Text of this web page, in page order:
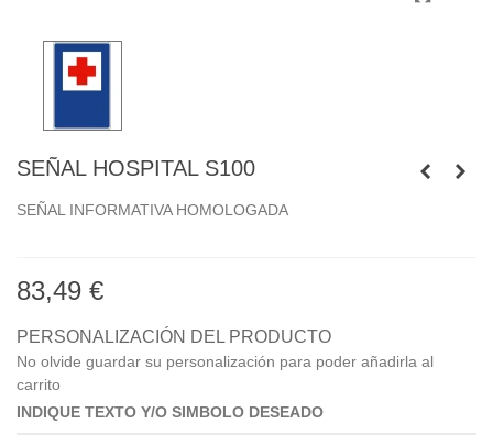
SEÑAL HOSPITAL S100
SEÑAL INFORMATIVA HOMOLOGADA
83,49 €
PERSONALIZACIÓN DEL PRODUCTO
No olvide guardar su personalización para poder añadirla al
carrito
INDIQUE TEXTO Y/O SIMBOLO DESEADO